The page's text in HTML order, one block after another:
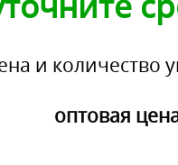
и количество
оптовая